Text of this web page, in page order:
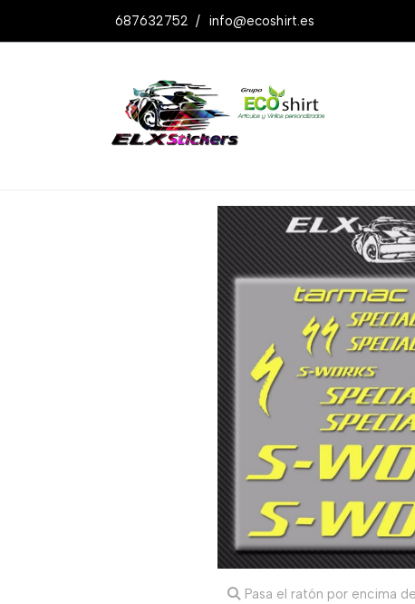
687632752 / info@ecoshirt.es
Productos Pegatinas S-works Tarmac
Pasa el ratón por encima